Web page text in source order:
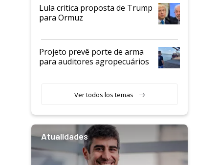
Lula critica proposta de Trump
para Ormuz
Projeto prevê porte de arma
para auditores agropecuários
Ver todos los temas
Atualidades